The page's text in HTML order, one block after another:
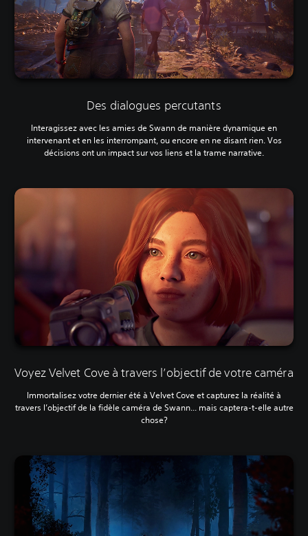
Des dialogues percutants
Interagissez avec les amies de Swann de manière dynamique en
intervenant et en les interrompant, ou encore en ne disant rien. Vos
décisions ont un impact sur vos liens et la trame narrative.
Voyez Velvet Cove à travers l’objectif de votre caméra
Immortalisez votre dernier été à Velvet Cove et capturez la réalité à
travers l’objectif de la fidèle caméra de Swann... mais captera-t-elle autre
chose?